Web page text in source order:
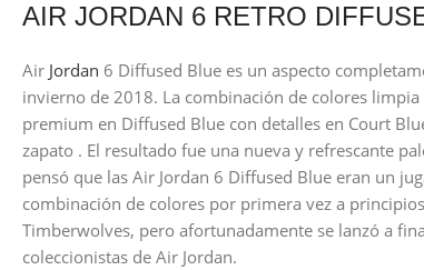
AIR JORDAN 6 RETRO
Air Jordan 6 Diffused Blue es un aspecto
invierno de 2018. La combinación de colores
premium en Diffused Blue con detalles en Court
zapato . El resultado fue una nueva y refrescante
pensó que las Air Jordan 6 Diffused Blue eran un
combinación de colores por primera vez a
Timberwolves, pero afortunadamente se lanzó a
coleccionistas de Air Jordan.